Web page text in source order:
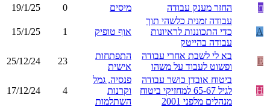
ח החזר מענק עבודה מיסים 0
19/1/25
A
עבודה זמנית כלשהי תוך
כדי התכוננות לראיונות
עבודה בהייטק
אוף טופיק 1
15/1/25
E
בא לי לשבת אחרי עבודה
ופשוט לעבוד על משהו
התפתחות
אישית
23
25/12/24
H
ביטוח אובדן כושר עבודה
לגיל 65-67 למחזיקי ביטוח
מנהלים מלפני 2001
פנסיה, גמל
וקרנות
השתלמות
4
17/12/24